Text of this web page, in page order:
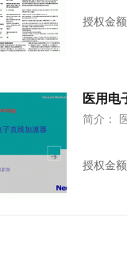
授权金
医用电
简介：
授权金